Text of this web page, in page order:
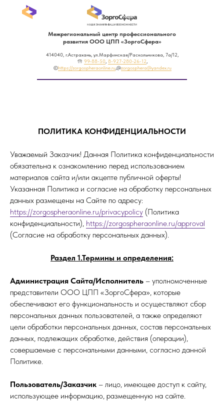
Межрегиональный центр профессионального
развития ООО ЦПП «ЗоргоСфера»
414040, г.Астрахань, ул.Марфинская/Раскольникова, 7а/12,
🕾 99-88-50, 8-927-280-26-12
©https://zorgospheraonline.ru,@zorgosphera@yandex.ru
ПОЛИТИКА КОНФИДЕНЦИАЛЬНОСТИ
Уважаемый Заказчик! Данная Политика конфиденциальности
обязательна к ознакомлению перед использованием
материалов сайта и/или акцепте публичной оферты!
Указанная Политика и согласие на обработку персональных
данных размещены на Сайте по адресу:
https://zorgospheraonline.ru/privacypolicy (Политика
конфиденциальности), https://zorgospheraonline.ru/approval
(Согласие на обработку персональных данных).
Раздел 1.Термины и определения:
Администрация Сайта/Исполнитель – уполномоченные
представители ООО ЦПП «ЗоргоСфера», которые
обеспечивают его функциональность и осуществляют сбор
персональных данных пользователей, а также определяют
цели обработки персональных данных, состав персональных
данных, подлежащих обработке, действия (операции),
совершаемые с персональными данными, согласно данной
Политике.
Пользователь/Заказчик – лицо, имеющее доступ к сайту,
использующее информацию, размещенную на сайте.